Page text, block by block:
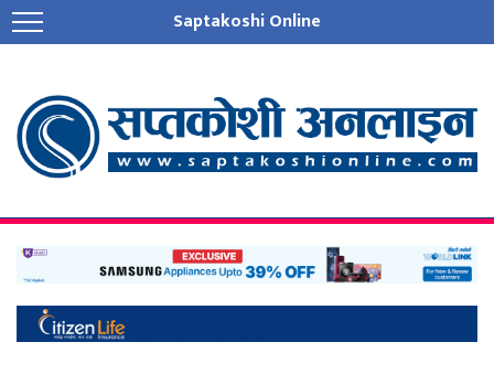
Saptakoshi Online